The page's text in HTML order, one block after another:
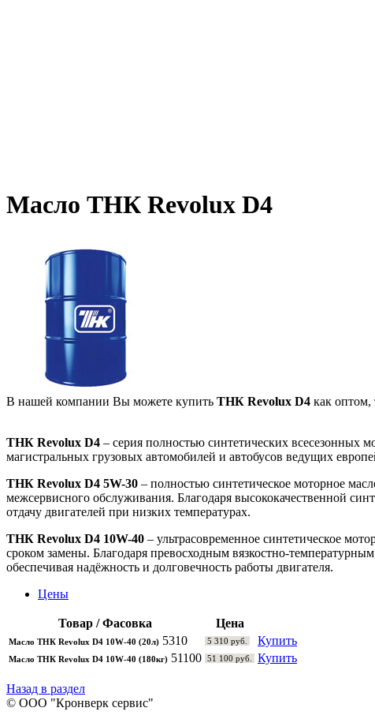
Масло ТНК Revolux D4
В нашей компании Вы можете купить ТНК Revolux D4 как
ТНК Revolux D4 – серия полностью синтетических всесезонных
магистральных грузовых автомобилей и автобусов ведущих
ТНК Revolux D4 5W-30 – полностью синтетическое моторное
межсервисного обслуживания. Благодаря высококачественной
отдачу двигателей при низких температурах.
ТНК Revolux D4 10W-40 – ультрасовременное синтетическое
сроком замены. Благодаря превосходным вязкостно-
обеспечивая надёжность и долговечность работы двигателя.
Цены
Товар / Фасовка Цена
Масло ТНК Revolux D4 10W-40 (20л) 5310 5 310 руб. Купить
Масло ТНК Revolux D4 10W-40 (180кг) 51100 51 100 руб. Купить
Назад в раздел
© ООО "Кронверк сервис"